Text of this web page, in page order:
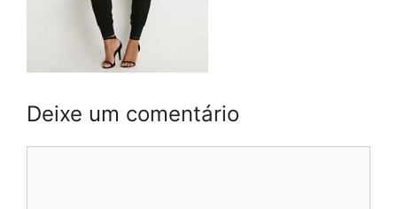
Deixe um comentário